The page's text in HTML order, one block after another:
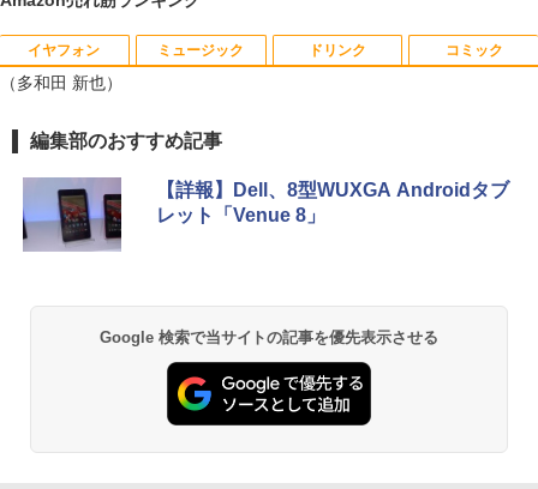
1
数学 大学入試問題解答集 2026 国公立大
￥5,665
町人Aは悪役令嬢をどうしても救いた
￥726
辺境の貧乏伯爵に嫁ぐことになったので
イヤフォン
Anker Soundcore P40i オフホワイト
￥7,990
￥5,990
ラック
ミュージック
BRUCE WAYNE feat. Flo Milli, ATL Jacob
[Explicit]
￥250
[Explicit]
￥250
ドリンク
【Amazon.co.jp限定】 い・ろ・は・す 2L P
ET ラベルレス ×8本
￥1,112
富士山の天然水 バナジウム含有 水 ミネラル
ウォーター ペットボトル 静岡県産 500ミリリ
ットル (Smart Basic)
￥1,380
コミック
薬屋のひとりごと 17巻 (デジタル版ビッグガ
ンガンコミックス)
￥770
エース)
￥832
クスDIGITAL)
（多和田 新也）
編集部のおすすめ記事
【詳報】Dell、8型WUXGA Androidタブ
レット「Venue 8」
Google 検索で当サイトの記事を優先表示させる